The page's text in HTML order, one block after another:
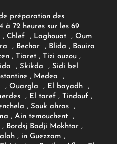
préparation des
à 72 heures sur les 69
, Chlef , Laghouat , Oum
, Bechar , Blida , Bouira
, Tiaret , Tizi ouzou ,
, Skikda , Sidi bel
, Medea ,
, Ouargla , El bayadh ,
, El taref , Tindouf ,
, Souk ahras ,
, Ain temouchent ,
Bordsj Badji Mokhtar ,
, in Guezzam ,